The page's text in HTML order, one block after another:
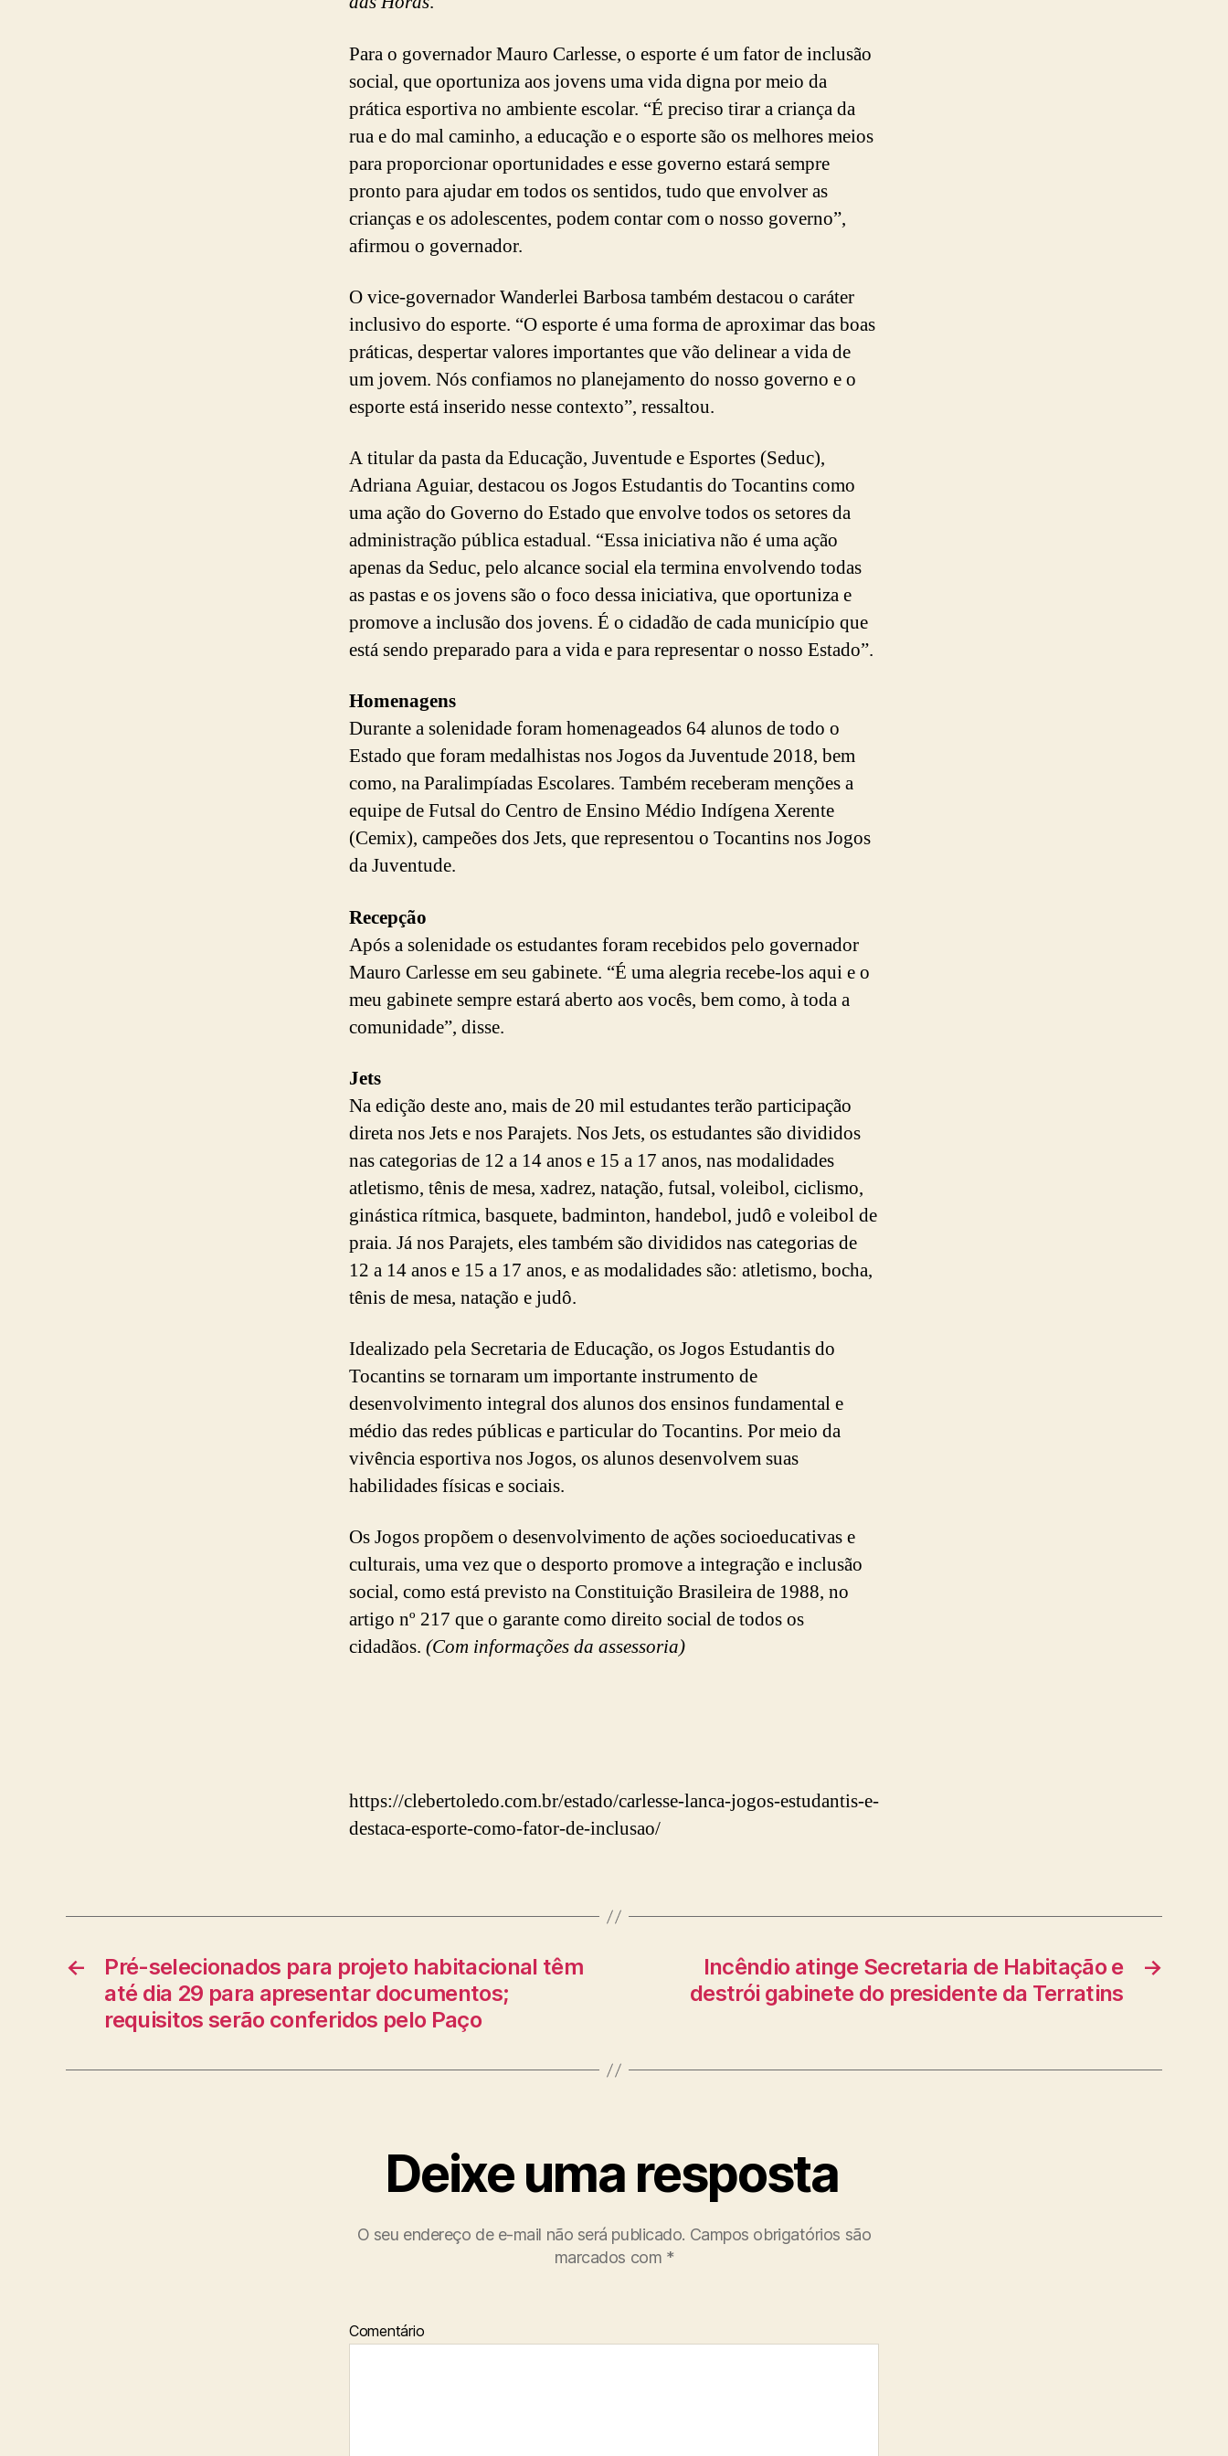
Para o governador Mauro Carlesse, o esporte é um fator de inclusão
social, que oportuniza aos jovens uma vida digna por meio da
prática esportiva no ambiente escolar. “É preciso tirar a criança da
rua e do mal caminho, a educação e o esporte são os melhores meios
para proporcionar oportunidades e esse governo estará sempre
pronto para ajudar em todos os sentidos, tudo que envolver as
crianças e os adolescentes, podem contar com o nosso governo”,
afirmou o governador.
O vice-governador Wanderlei Barbosa também destacou o caráter
inclusivo do esporte. “O esporte é uma forma de aproximar das boas
práticas, despertar valores importantes que vão delinear a vida de
um jovem. Nós confiamos no planejamento do nosso governo e o
esporte está inserido nesse contexto”, ressaltou.
A titular da pasta da Educação, Juventude e Esportes (Seduc),
Adriana Aguiar, destacou os Jogos Estudantis do Tocantins como
uma ação do Governo do Estado que envolve todos os setores da
administração pública estadual. “Essa iniciativa não é uma ação
apenas da Seduc, pelo alcance social ela termina envolvendo todas
as pastas e os jovens são o foco dessa iniciativa, que oportuniza e
promove a inclusão dos jovens. É o cidadão de cada município que
está sendo preparado para a vida e para representar o nosso Estado”.
Homenagens
Durante a solenidade foram homenageados 64 alunos de todo o
Estado que foram medalhistas nos Jogos da Juventude 2018, bem
como, na Paralimpíadas Escolares. Também receberam menções a
equipe de Futsal do Centro de Ensino Médio Indígena Xerente
(Cemix), campeões dos Jets, que representou o Tocantins nos Jogos
da Juventude.
Recepção
Após a solenidade os estudantes foram recebidos pelo governador
Mauro Carlesse em seu gabinete. “É uma alegria recebe-los aqui e o
meu gabinete sempre estará aberto aos vocês, bem como, à toda a
comunidade”, disse.
Jets
Na edição deste ano, mais de 20 mil estudantes terão participação
direta nos Jets e nos Parajets. Nos Jets, os estudantes são divididos
nas categorias de 12 a 14 anos e 15 a 17 anos, nas modalidades
atletismo, tênis de mesa, xadrez, natação, futsal, voleibol, ciclismo,
ginástica rítmica, basquete, badminton, handebol, judô e voleibol de
praia. Já nos Parajets, eles também são divididos nas categorias de
12 a 14 anos e 15 a 17 anos, e as modalidades são: atletismo, bocha,
tênis de mesa, natação e judô.
Idealizado pela Secretaria de Educação, os Jogos Estudantis do
Tocantins se tornaram um importante instrumento de
desenvolvimento integral dos alunos dos ensinos fundamental e
médio das redes públicas e particular do Tocantins. Por meio da
vivência esportiva nos Jogos, os alunos desenvolvem suas
habilidades físicas e sociais.
Os Jogos propõem o desenvolvimento de ações socioeducativas e
culturais, uma vez que o desporto promove a integração e inclusão
social, como está previsto na Constituição Brasileira de 1988, no
artigo nº 217 que o garante como direito social de todos os
cidadãos. (Com informações da assessoria)
https://clebertoledo.com.br/estado/carlesse-lanca-jogos-estudantis-e-
destaca-esporte-como-fator-de-inclusao/
←
Pré-selecionados para projeto habitacional têm
até dia 29 para apresentar documentos;
requisitos serão conferidos pelo Paço
→
Incêndio atinge Secretaria de Habitação e
destrói gabinete do presidente da Terratins
Deixe uma resposta
O seu endereço de e-mail não será publicado. Campos obrigatórios são
marcados com *
Comentário